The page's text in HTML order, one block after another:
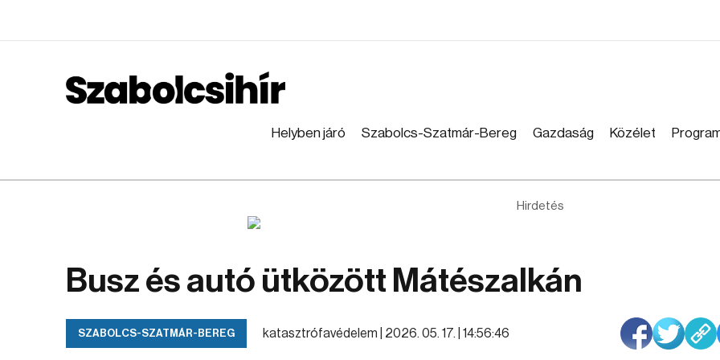
Helyben járó Szabolcs-Szatmár-Bereg Gazdaság Közélet
Hirdetés
Busz és autó ütközött Mátészalkán
SZABOLCS-SZATMÁR-BEREG katasztrófavédelem | 2026. 05. 17. | 14:56:46